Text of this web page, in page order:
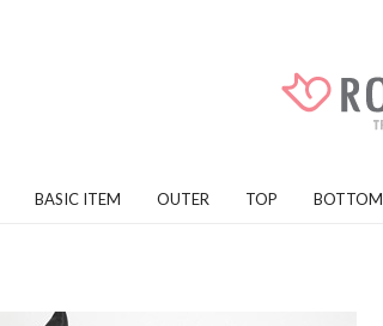
BASIC ITEM OUTER TOP BOTTOM